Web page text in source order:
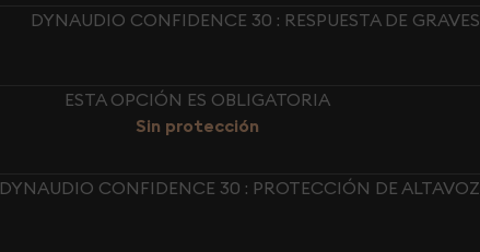
DYNAUDIO CONFIDENCE 30 : RESPUESTA DE GRAVES
ESTA OPCIÓN ES OBLIGATORIA
Sin protección
DYNAUDIO CONFIDENCE 30 : PROTECCIÓN DE ALTAVOZ